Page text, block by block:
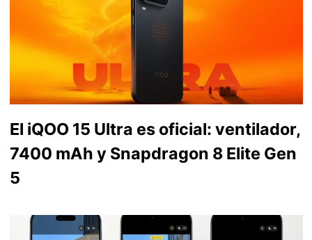
El iQOO 15 Ultra es oficial: ventilador,
7400 mAh y Snapdragon 8 Elite Gen
5